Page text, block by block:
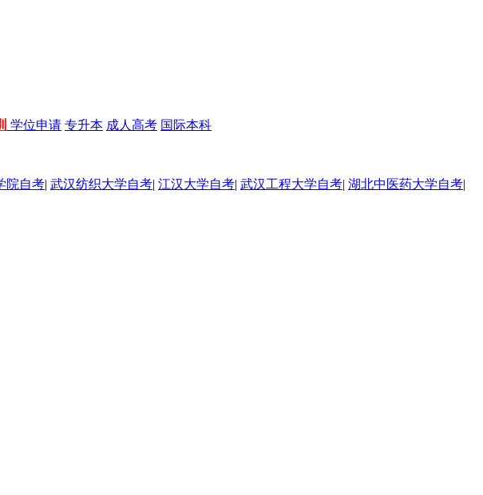
学位申请 专升本 成人高考 国际本科
院自考| 武汉纺织大学自考| 江汉大学自考| 武汉工程大学自考| 湖北中医药大学自考|